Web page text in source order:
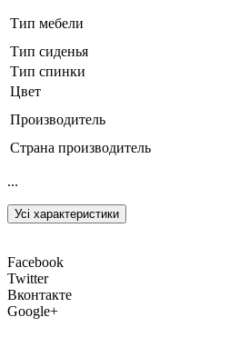
Тип мебели
Тип сиденья
Тип спинки
Цвет
Производитель
Страна производитель
...
Усі характеристики
Facebook
Twitter
Вконтакте
Google+